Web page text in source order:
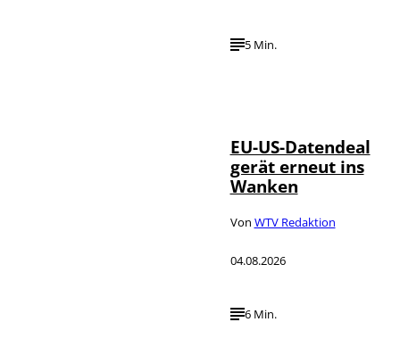
5 Min.
EU-US-Datendeal
gerät erneut ins
Wanken
Von WTV Redaktion
04.08.2026
6 Min.